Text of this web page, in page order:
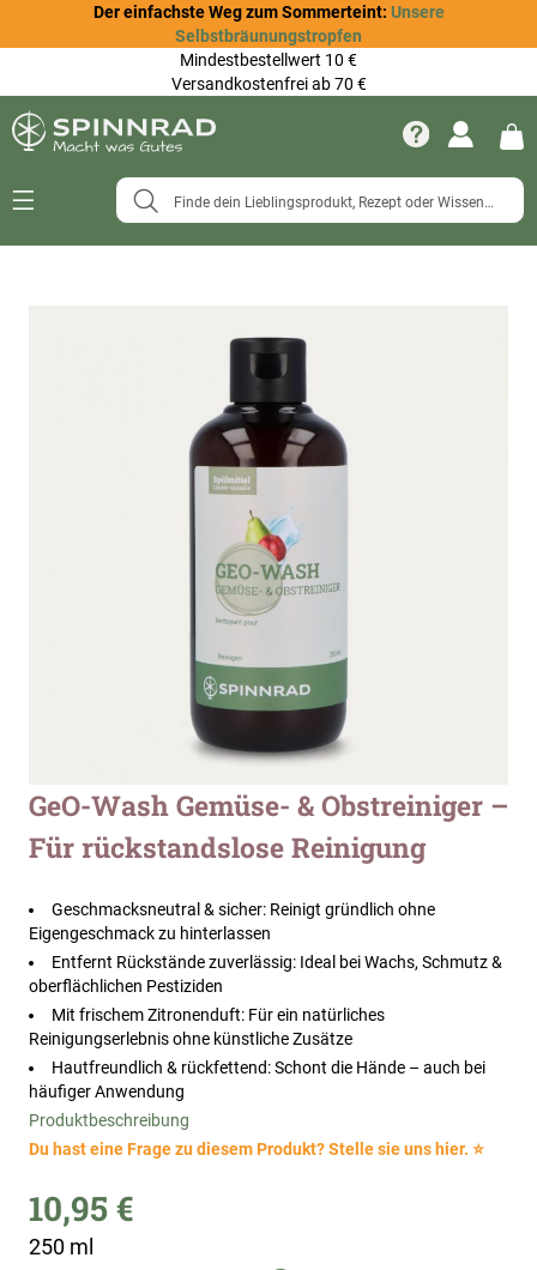
Der einfachste Weg zum Sommerteint: Unsere
Selbstbräunungstropfen
Mindestbestellwert 10 €
Versandkostenfrei ab 70 €
Navigation
Zum
Anfang
der
GeO-Wash Gemüse- & Obstreiniger –
Für rückstandslose Reinigung
Geschmacksneutral & sicher: Reinigt gründlich ohne
Eigengeschmack zu hinterlassen
Entfernt Rückstände zuverlässig: Ideal bei Wachs, Schmutz &
oberflächlichen Pestiziden
Mit frischem Zitronenduft: Für ein natürliches
Reinigungserlebnis ohne künstliche Zusätze
Hautfreundlich & rückfettend: Schont die Hände – auch bei
häufiger Anwendung
Produktbeschreibung
Du hast eine Frage zu diesem Produkt? Stelle sie uns hier. ⭐
10,95 €
250 ml